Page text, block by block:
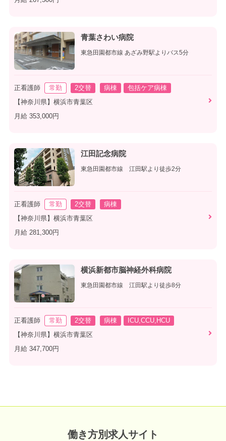
青葉さわい病院
東急田園都市線 あざみ野駅よりバス5分
正看護師 常勤 2交替 病棟
包括ケア病棟
【神奈川県】横浜市青葉区
月給 353,000円
江田記念病院
東急田園都市線 江田駅より徒歩2分
正看護師 常勤 2交替
病棟
【神奈川県】横浜市青葉区
月給 281,300円
横浜新都市脳神経外科病院
東急田園都市線 江田駅より徒歩8分
正看護師 常勤 2交替 病棟
ICU,CCU,HCU
【神奈川県】横浜市青葉区
月給 347,700円
働き方別求人サイト